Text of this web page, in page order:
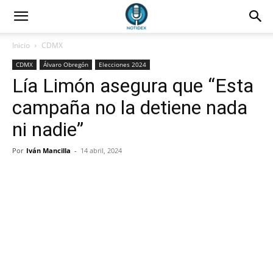
Inicio CDMX
CDMX Álvaro Obregón Elecciones 2024
Lía Limón asegura que “Esta
campaña no la detiene nada
ni nadie”
Por Iván Mancilla - 14 abril, 2024